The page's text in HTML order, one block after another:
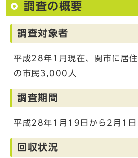
調査の概要
調査対象者
平成28年1月現在、関市に居
の市民3,000人
調査期間
平成28年1月19日から2月1日
回収状況